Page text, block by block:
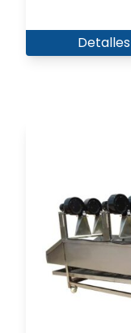
Detalles